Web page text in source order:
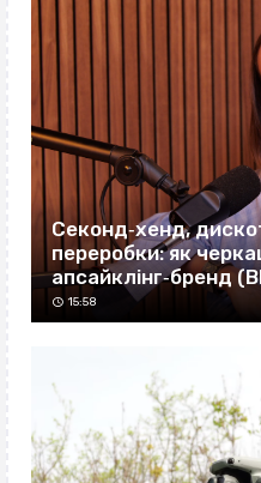
Секонд‐хенд,
переробки: як
апсайклінг‐бренд
15:58